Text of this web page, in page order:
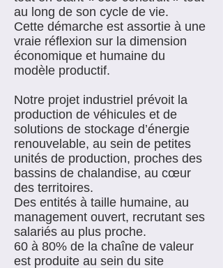
au long de son cycle de vie.
Cette démarche est assortie à une
vraie réflexion sur la dimension
économique et humaine du
modèle productif.
Notre projet industriel prévoit la
production de véhicules et de
solutions de stockage d’énergie
renouvelable, au sein de petites
unités de production, proches des
bassins de chalandise, au cœur
des territoires.
Des entités à taille humaine, au
management ouvert, recrutant ses
salariés au plus proche.
60 à 80% de la chaîne de valeur
est produite au sein du site